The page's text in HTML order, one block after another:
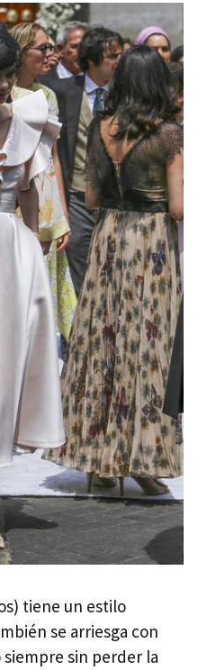
tiene un estilo
se arriesga con
sin perder la